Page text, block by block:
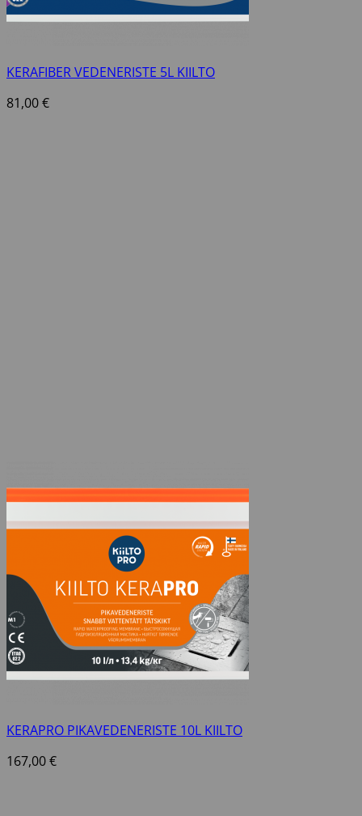
KERAFIBER VEDENERISTE 5L KIILTO
81,00€
KERAPRO PIKAVEDENERISTE 10L KIILTO
167,00€